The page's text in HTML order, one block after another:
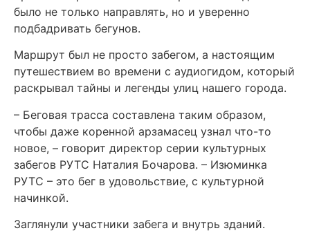
было не только направлять, но и уверенно
подбадривать бегунов.
Маршрут был не просто забегом, а настоящим
путешествием во времени с аудиогидом, который
раскрывал тайны и легенды улиц нашего города.
– Беговая трасса составлена таким образом,
чтобы даже коренной арзамасец узнал что-то
новое, – говорит директор серии культурных
забегов РУТС Наталия Бочарова. – Изюминка
РУТС – это бег в удовольствие, с культурной
начинкой.
Заглянули участники забега и внутрь зданий.